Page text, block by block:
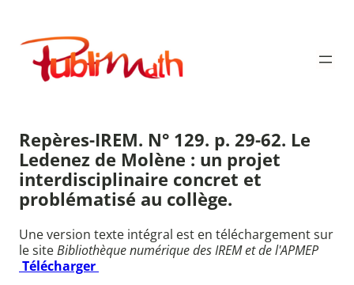
contenu
Publimath
Repères-IREM. N° 129. p. 29-62. Le
Ledenez de Molène : un projet
interdisciplinaire concret et
problématisé au collège.
Une version texte intégral est en téléchargement sur
le siteBibliothèque numérique des IREM et de l'APMEP
Télécharger